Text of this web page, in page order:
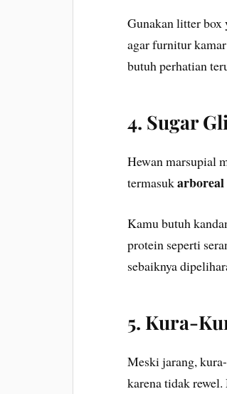
Gunakan litter box
agar furnitur
butuh perhatian
4. Sugar
Hewan marsupial
termasuk
Kamu butuh
protein seperti
sebaiknya
5. Kura-
Meski jarang,
karena tidak